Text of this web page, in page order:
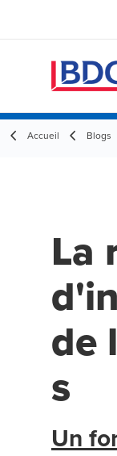
Accueil Blogs
La
de
s
Un